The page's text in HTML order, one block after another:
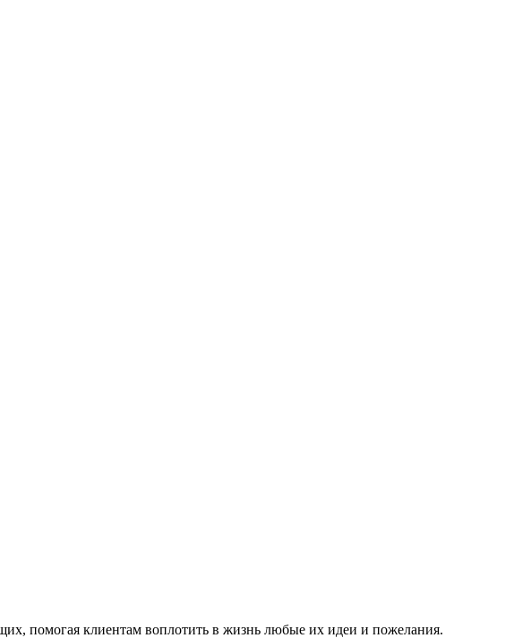
помогая клиентам воплотить в жизнь любые их идеи и пожелания.